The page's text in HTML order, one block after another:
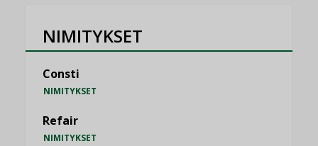
NIMITYKSET
Consti
NIMITYKSET
Refair
NIMITYKSET